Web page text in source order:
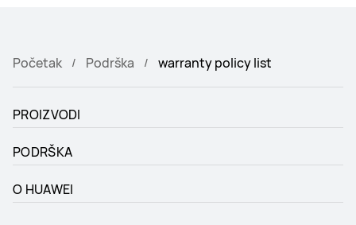
Početak Podrška warranty policy list
PROIZVODI
PODRŠKA
O HUAWEI